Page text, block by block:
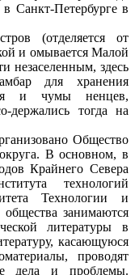
Санкт-Петербурге в
(отделяется от
и омывается Малой
незаселенным, здесь
для хранения
и чумы ненцев,
держались тогда на
Общество
В основном, в
Крайнего Севера
технологий
Технологии и
занимаются
литературы в
касающуюся
проводят
дела и проблемы.